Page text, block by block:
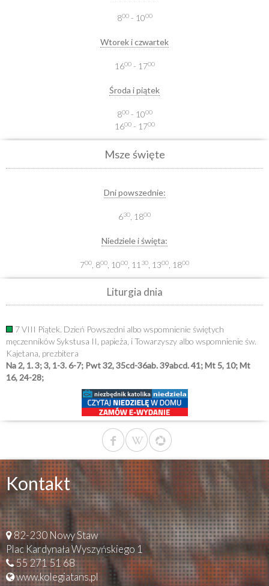
800- 1000
Wtorek i czwartek
1600- 1700
Środa i piątek
800- 1000
1600- 1700
Msze święte
Dni powszednie:
630 , 1800
Niedziele i święta:
700 , 800 , 1000 , 11 30 , 1300 , 1800
Liturgia dnia
7 VIII Piątek. Dzień Powszedni albo wspomnienie świętych
męczenników Sykstusa II, papieża, i Towarzyszy albo wspomnienie św.
Kajetana, prezbitera
Na 2, 1. 3; 3, 1-3. 6-7; Pwt 32, 35cd-36ab. 39abcd. 41; Mt 5, 10; Mt
16, 24-28;
Kontakt
82-230 Nowy Staw
Plac Kardynała Wyszyńskiego 1
55 271 51 68
www.kolegiatans.pl